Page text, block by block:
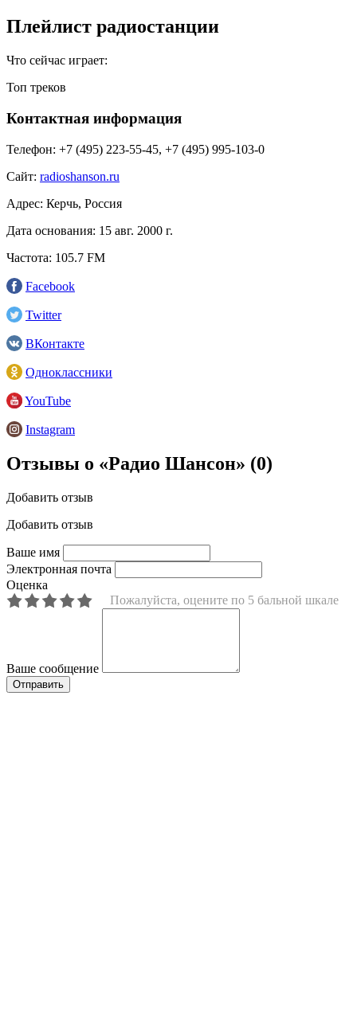
Плейлист радиостанции
Что сейчас играет:
Топ треков
Контактная информация
Телефон: +7 (495) 223-55-45, +7 (495) 995-103-0
Сайт: radioshanson.ru
Адрес: Керчь, Россия
Дата основания: 15 авг. 2000 г.
Частота: 105.7 FM
Facebook
Twitter
ВКонтакте
Одноклассники
YouTube
Instagram
Отзывы о «Радио Шансон» (0)
Добавить отзыв
Добавить отзыв
Ваше имя
Электронная почта
Оценка
Пожалуйста, оцените по 5 бальной шкале
Ваше сообщение